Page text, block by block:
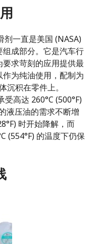
一直是美国 (NASA)
成部分。 它是汽车行
求苛刻的应用提供最
为纯油使用，配制为
沉积在零件上。
高达 260°C (500°F)
液压油的需求不断增
时开始降解，而
(554°F) 的温度下仍保